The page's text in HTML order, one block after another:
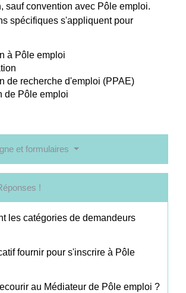
sauf convention avec Pôle emploi.
spécifiques s'appliquent pour
à Pôle emploi
de recherche d'emploi (PPAE)
de Pôle emploi
et formulaires
!
les catégories de demandeurs
fournir pour s'inscrire à Pôle
au Médiateur de Pôle emploi ?